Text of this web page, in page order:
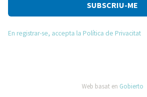
En registrar-se, accepta la Política de Privacitat
Web basat en Gobierto